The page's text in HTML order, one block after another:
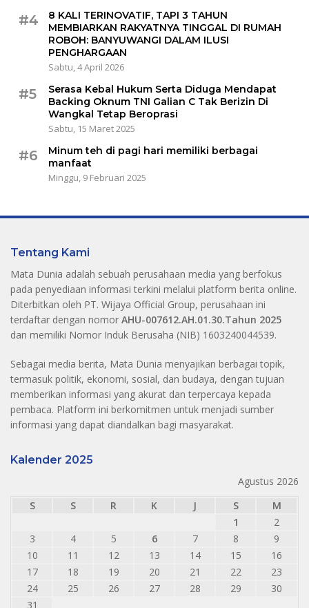
#4
8 KALI TERINOVATIF, TAPI 3 TAHUN
MEMBIARKAN RAKYATNYA TINGGAL DI RUMAH
ROBOH: BANYUWANGI DALAM ILUSI
PENGHARGAAN
Sabtu, 4 April 2026
#5
Serasa Kebal Hukum Serta Diduga Mendapat
Backing Oknum TNI Galian C Tak Berizin Di
Wangkal Tetap Beroprasi
Sabtu, 15 Maret 2025
#6
Minum teh di pagi hari memiliki berbagai
manfaat
Minggu, 9 Februari 2025
Tentang Kami
Mata Dunia adalah sebuah perusahaan media yang berfokus
pada penyediaan informasi terkini melalui platform berita online.
Diterbitkan oleh PT. Wijaya Official Group, perusahaan ini
terdaftar dengan nomor AHU-007612.AH.01.30.Tahun 2025
dan memiliki Nomor Induk Berusaha (NIB) 1603240044539.
Sebagai media berita, Mata Dunia menyajikan berbagai topik,
termasuk politik, ekonomi, sosial, dan budaya, dengan tujuan
memberikan informasi yang akurat dan terpercaya kepada
pembaca. Platform ini berkomitmen untuk menjadi sumber
informasi yang dapat diandalkan bagi masyarakat.
Kalender 2025
Agustus 2026
S
S R K J S
M
1
2
3
4 5 6 7 8
9
10
11 12 13 14 15
16
17
18 19 20 21 22
23
24
25 26 27 28 29
30
31